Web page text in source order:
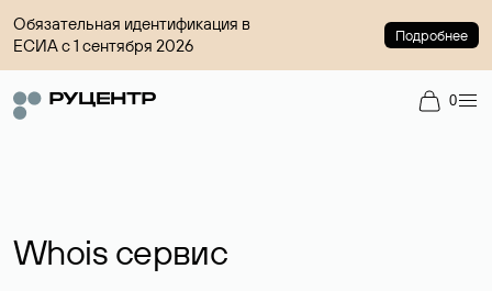
Обязательная идентификация в
ЕСИА с 1 сентября 2026
Подробнее
0
Whois сервис